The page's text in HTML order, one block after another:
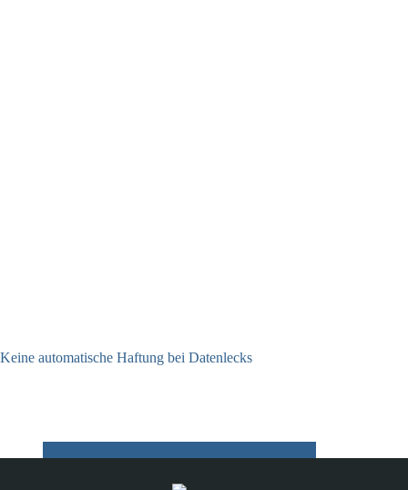
Keine automatische Haftung bei Datenlecks